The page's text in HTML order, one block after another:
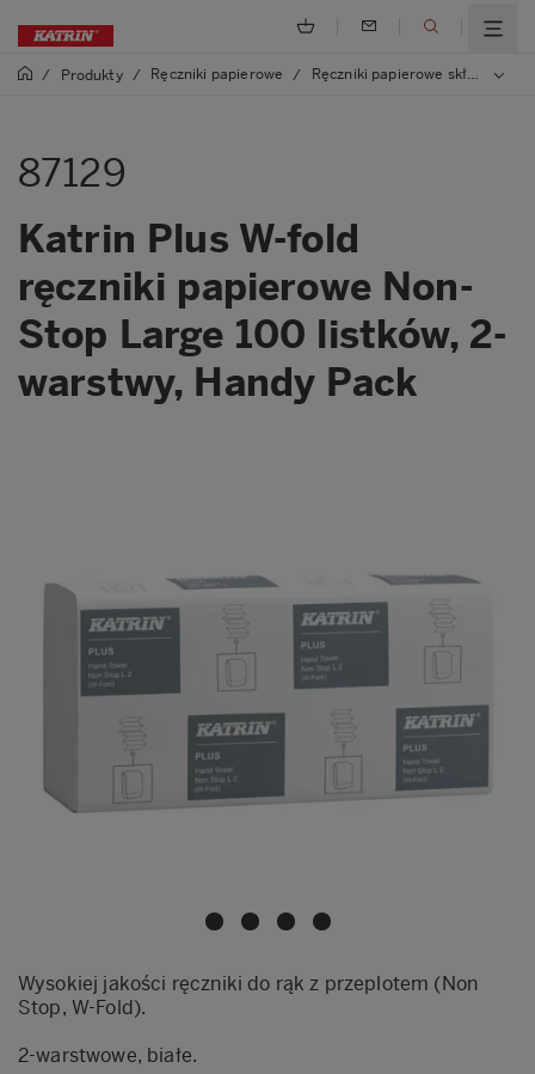
/ Produkty / Ręczniki papierowe / Ręczniki papierowe składane, W, One/Non Stop
87129
Katrin Plus W-fold
ręczniki papierowe Non-
Stop Large 100 listków, 2-
warstwy, Handy Pack
Wysokiej jakości ręczniki do rąk z przeplotem (Non
Stop, W-Fold).
2-warstwowe, białe.